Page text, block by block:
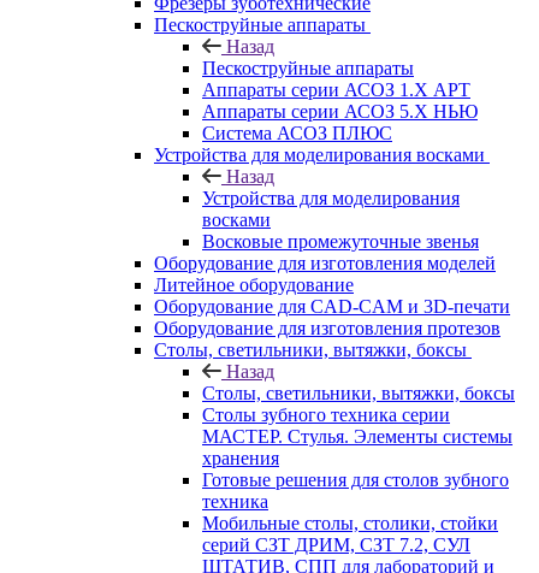
Пескоструйные аппараты
Назад
Пескоструйные аппараты
Аппараты серии АСОЗ 1.Х АРТ
Аппараты серии АСОЗ 5.Х НЬЮ
Система АСОЗ ПЛЮС
Устройства для моделирования восками
Назад
Устройства для моделирования
восками
Восковые промежуточные звенья
Оборудование для изготовления моделей
Литейное оборудование
Оборудование для CAD-CAM и 3D-печати
Оборудование для изготовления протезов
Cтолы, светильники, вытяжки, боксы
Назад
Cтолы, светильники, вытяжки, боксы
Столы зубного техника серии
МАСТЕР. Стулья. Элементы системы
хранения
Готовые решения для столов зубного
техника
Мобильные столы, столики, стойки
серий СЗТ ДРИМ, СЗТ 7.2, СУЛ
ШТАТИВ, СПП для лабораторий и